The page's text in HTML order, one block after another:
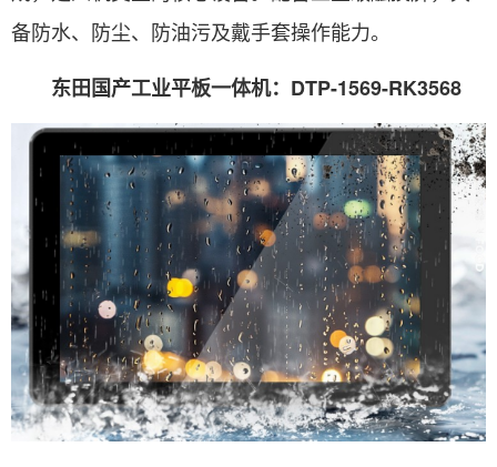
备防水、防尘、防油污及戴手套操作能力。
东田国产工业平板一体机：DTP-1569-RK3568